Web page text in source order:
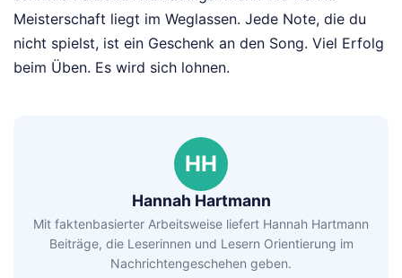
Meisterschaft liegt im Weglassen. Jede Note, die du
nicht spielst, ist ein Geschenk an den Song. Viel Erfolg
beim Üben. Es wird sich lohnen.
HH
Hannah Hartmann
Mit faktenbasierter Arbeitsweise liefert Hannah Hartmann
Beiträge, die Leserinnen und Lesern Orientierung im
Nachrichtengeschehen geben.